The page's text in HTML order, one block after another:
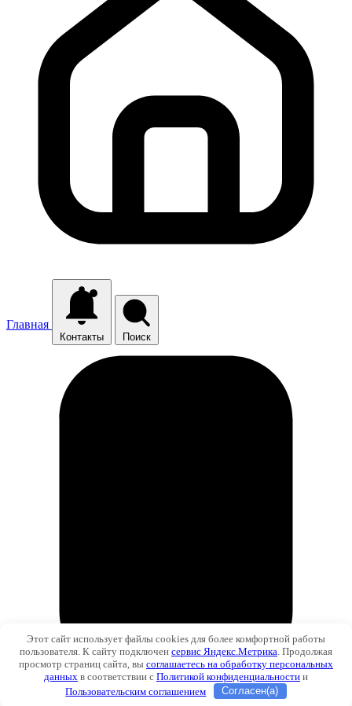
Главная
Контакты Поиск
Этот сайт использует файлы cookies для более комфортной работы
пользователя. К сайту подключен сервис Яндекс.Метрика . Продолжая
просмотр страниц сайта, вы соглашаетесь на обработку персональных
данных в соответствии с Политикой конфиденциальности и
Пользовательским соглашением
Согласен(а)